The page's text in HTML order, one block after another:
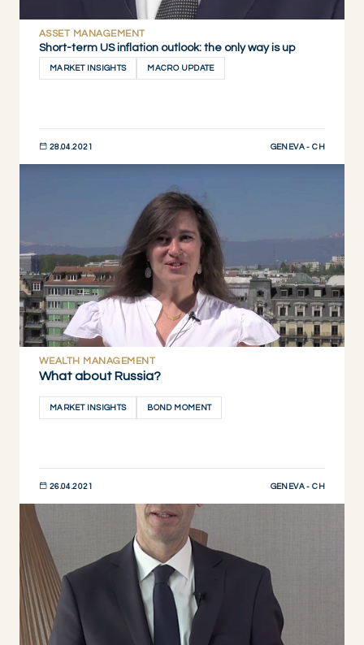
ASSET MANAGEMENT
Short-term US inflation outlook: the only way is up
MARKET INSIGHTS MACRO UPDATE
28.04.2021 GENEVA - CH
WEALTH MANAGEMENT
What about Russia?
MARKET INSIGHTS BOND MOMENT
26.04.2021 GENEVA - CH
JETZT ENTDECKEN